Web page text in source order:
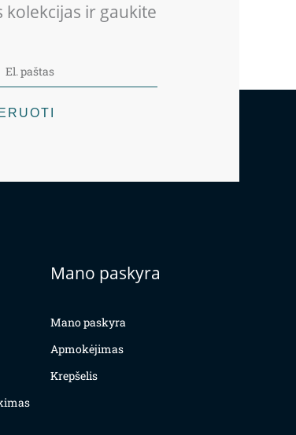
kolekcijas ir gaukite
Mano paskyra
Mano paskyra
Apmokėjimas
Krepšelis